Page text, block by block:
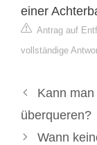
einer
Antrag auf
vollständige
Kann
überqueren?
Wann